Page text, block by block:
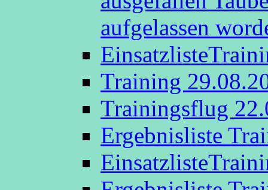
aufgelassen
Training
Trainingsflug
Ergebnisliste